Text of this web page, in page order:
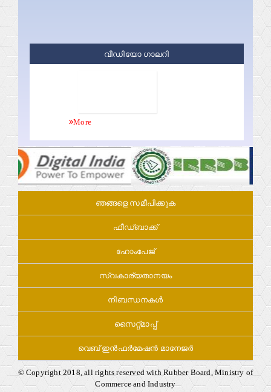
വീഡിയോ ഗാലറി
More
ഞങ്ങളെ സമീപിക്കുക
ഫീഡ്ബാക്ക്
ഹോംപേജ്
സ്വകാര്യതാനയം
നിബന്ധനകള്‍
സൈറ്റ്മാപ്പ്
വെബ് ഇൻഫർമേഷൻ മാനേജർ
© Copyright 2018, all rights reserved with Rubber Board, Ministry of
Commerce and Industry